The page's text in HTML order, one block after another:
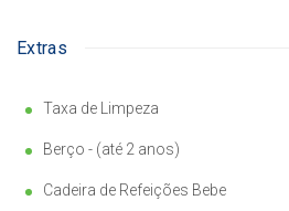
Extras
Taxa de Limpeza
Berço - (até 2 anos)
Cadeira de Refeições Bebe